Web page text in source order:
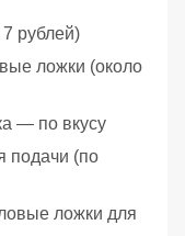
рублей)
ложки (около
— по вкусу
подачи (по
ложки для